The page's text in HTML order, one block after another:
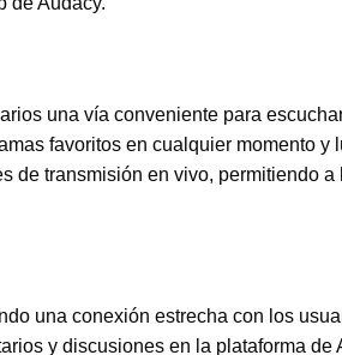
una vía conveniente para
favoritos en cualquier momento y
de transmisión en vivo, permitiendo
una conexión estrecha con los
y discusiones en la plataforma de